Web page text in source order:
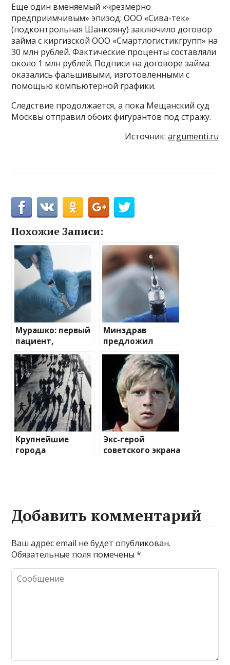
Еще один вменяемый «чрезмерно
предприимчивым» эпизод: ООО «Сива-тек»
(подконтрольная Шанкояну) заключило договор
займа с киргизской ООО «Смартлогистикгрупп» на
30 млн рублей. Фактические проценты составляли
около 1 млн рублей. Подписи на договоре займа
оказались фальшивыми, изготовленными с
помощью компьютерной графики.
Следствие продолжается, а пока Мещанский суд
Москвы отправил обоих фигурантов под стражу.
Источник: argumenti.ru
Похожие Записи:
Мурашко: первый
пациент,
получивший
вакцину от
меланомы,
чувствует себя
хорошо
Минздрав
предложил
сдвинуть сроки
включения
прививок от ВПЧ
и еще 3
заболеваний
Крупнейшие
города
Экс-герой
советского экрана
Добавить комментарий
Ваш адрес email не будет опубликован.
Обязательные поля помечены*